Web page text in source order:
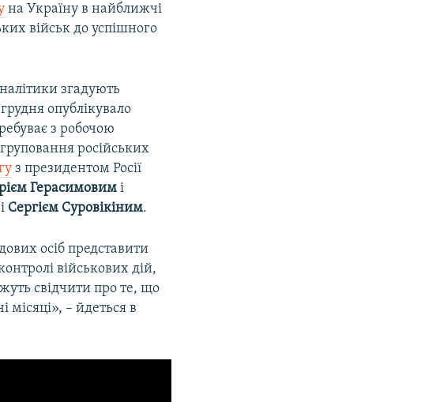
на Україну в найближчі
військ до успішного
згадують
опублікувало
з робочою
російських
з президентом Росії
Герасимовим і
Сергієм Суровікіним.
осіб представити
військових дій,
свідчити про те, що
місяці», – йдеться в